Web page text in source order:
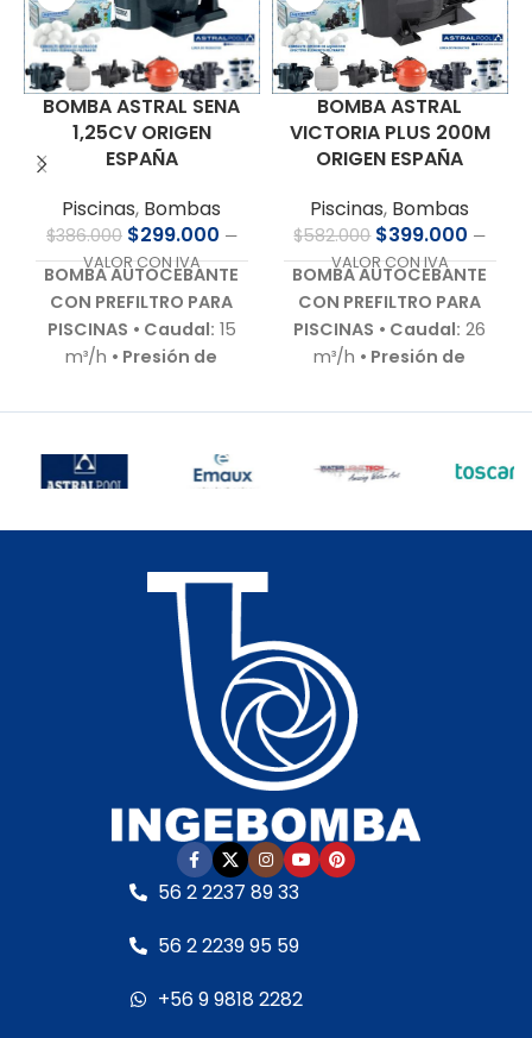
BOMBA ASTRAL SENA
1,25CV ORIGEN
ESPAÑA
Piscinas, Bombas
$386.000 $299.000 —
VALOR CON IVA
BOMBA AUTOCEBANTE
CON PREFILTRO PARA
PISCINAS • Caudal: 15
m³/h • Presión de
Motor:1,25 HP – 220 V –
Autoaspirante:
Hasta
3,0 m.c.a.
• Incluye:
hidráulico:En
polipropileno de alta
• Garantía:
Según cláusula del
• Sello
Especial AISI
316 y óxido de alúmina•
Acero
Con rodamientos –
Debe ser protegida con
interruptor guarda
motor RETIRO EN TIENDA
BOMBA ASTRAL
VICTORIA PLUS 200M
ORIGEN ESPAÑA
Piscinas, Bombas
$582.000 $399.000 —
VALOR CON IVA
BOMBA AUTOCEBANTE
CON PREFILTRO PARA
PISCINAS • Caudal: 26
m³/h • Presión de
Motor:2,0 HP – 220 V –
70 dB)• Autoaspirante:
Garantía:
cláusula del fabricante
Sello mecánico:
Especial AISI 316 y óxido
de aluminia
motor:
• Motor:– Con
rodamientos – Debe ser
protegida con
56 2 2237 89 33
56 2 2239 95 59
+56 9 9818 2282